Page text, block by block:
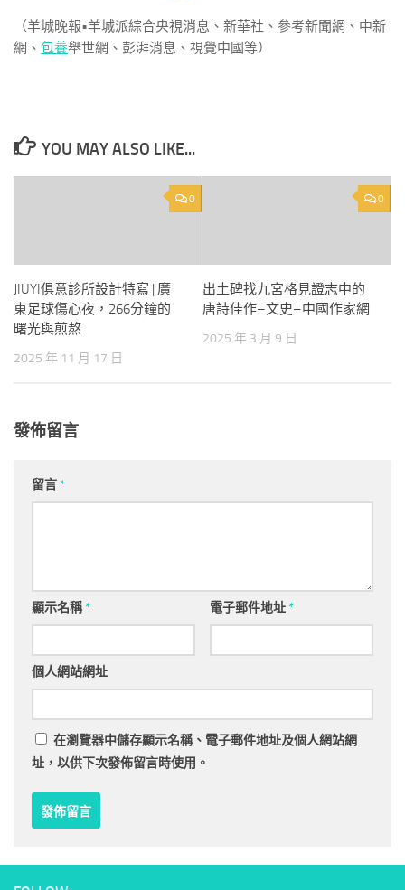
（羊城晚報•羊城派綜合央視消息、新華社、參考新聞網、中新
網、 包養舉世網、彭湃消息、視覺中國等）
YOU MAY ALSO LIKE...
0
JIUYI俱意診所設計特寫 | 廣
東足球傷心夜，266分鐘的
曙光與煎熬
2025 年 11 月 17 日
0
出土碑找九宮格見證志中的
唐詩佳作–文史–中國作家網
2025 年 3 月 9 日
發佈留言
留言*
顯示名稱* 電子郵件地址*
個人網站網址
在瀏覽器中儲存顯示名稱、電子郵件地址及個人網站網
址，以供下次發佈留言時使用。